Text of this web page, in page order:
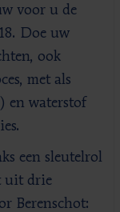
voor u de
Doe uw
ook
met als
en waterstof
een sleutelrol
uit drie
Berenschot: